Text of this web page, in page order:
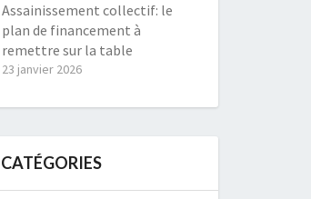
Assainissement collectif: le
plan de financement à
remettre sur la table
23 janvier 2026
CATÉGORIES